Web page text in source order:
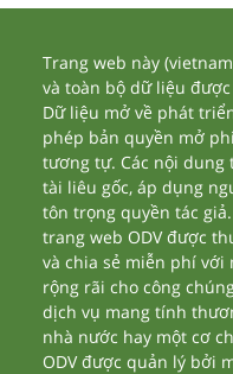
Trang web này
và toàn bộ dữ liệu
Dữ liệu mở về phát
phép bản quyền mở
tương tự. Các nội
tài liêu gốc, áp dụng
tôn trọng quyền tác
trang web ODV được
và chia sẻ miễn phí
rộng rãi cho công
dịch vụ mang tính
nhà nước hay một cơ
ODV được quản lý bởi